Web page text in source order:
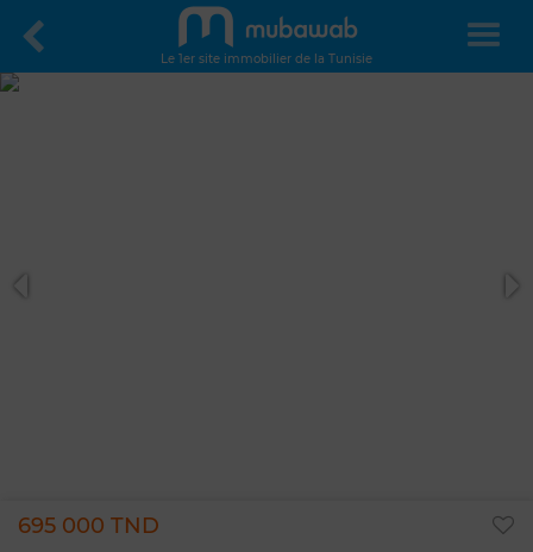
Le 1er site immobilier de la Tunisie
695 000 TND